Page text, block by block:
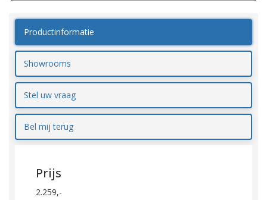
Productinformatie
Showrooms
Stel uw vraag
Bel mij terug
Prijs
2.259,-